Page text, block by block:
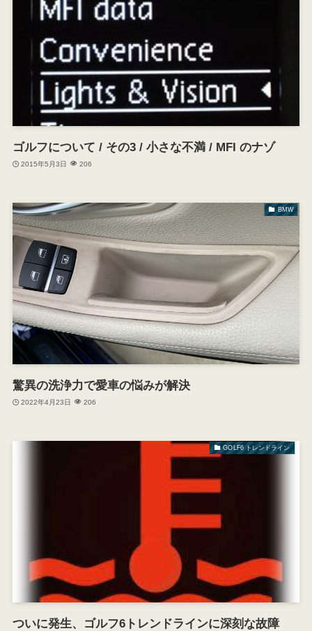
ゴルフについて / その3 / 小さな不満 / MFI のナゾ
2015年5月3日 206
BMW
驚異の洗浄力で愛車の悩みが解決
2022年4月23日 206
GOLF6 トレンドライン
ついに発生、ゴルフ6トレンドラインに深刻な故障